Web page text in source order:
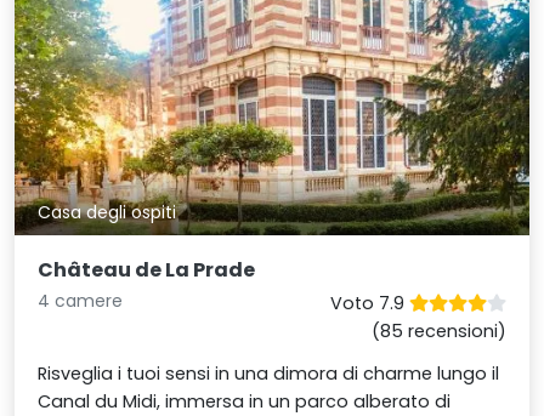
Casa degli ospiti
Château de La Prade
4 camere
Voto 7.9
(85 recensioni)
Risveglia i tuoi sensi in una dimora di charme lungo il
Canal du Midi, immersa in un parco alberato di